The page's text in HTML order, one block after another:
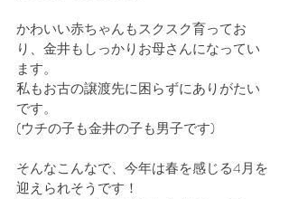
かわいい赤ちゃんもスクスク育ってお
り、金井もしっかりお母さんになってい
ます。
私もお古の譲渡先に困らずにありがたい
です。
(ウチの子も金井の子も男子です)
そんなこんなで、今年は春を感じる4月を
迎えられそうです！